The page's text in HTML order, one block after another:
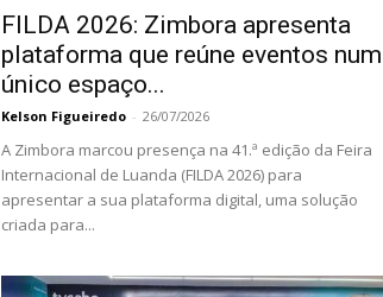
FILDA 2026: Zimbora apresenta
plataforma que reúne eventos num
único espaço...
Kelson Figueiredo - 26/07/2026
A Zimbora marcou presença na 41.ª edição da Feira
Internacional de Luanda (FILDA 2026) para
apresentar a sua plataforma digital, uma solução
criada para...